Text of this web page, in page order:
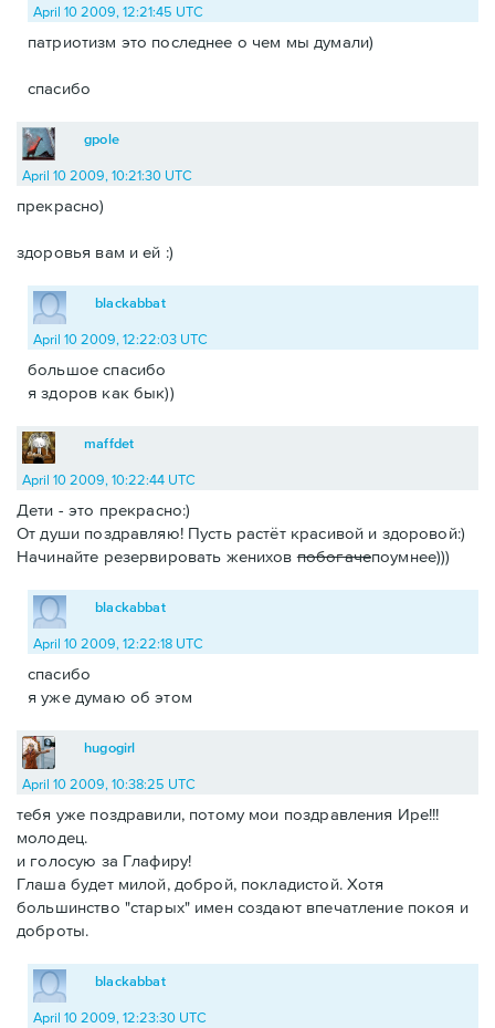
April 10 2009, 12:21:45 UTC
патриотизм это последнее о чем мы думали)
спасибо
gpole
April 10 2009, 10:21:30 UTC
прекрасно)
здоровья вам и ей :)
blackabbat
April 10 2009, 12:22:03 UTC
большое спасибо
я здоров как бык))
maffdet
April 10 2009, 10:22:44 UTC
Дети - это прекрасно:)
От души поздравляю! Пусть растёт красивой и здоровой:)
Начинайте резервировать жениховпобогачепоумнее)))
blackabbat
April 10 2009, 12:22:18 UTC
спасибо
я уже думаю об этом
hugogirl
April 10 2009, 10:38:25 UTC
тебя уже поздравили, потому мои поздравления Ире!!!
молодец.
и голосую за Глафиру!
Глаша будет милой, доброй, покладистой. Хотя
большинство "старых" имен создают впечатление покоя и
доброты.
blackabbat
April 10 2009, 12:23:30 UTC